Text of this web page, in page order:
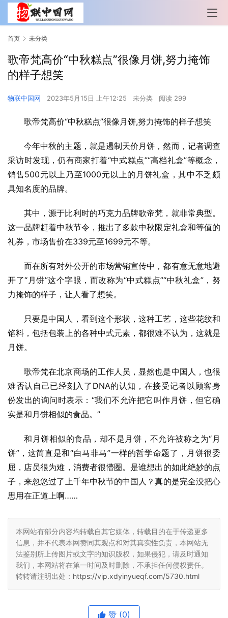
首页 未分类
歌帝梵高价“中秋糕点”很像月饼,努力掩饰
的样子想笑
物联中国网 2023年5月15日 上午12:25 未分类 阅读 299
歌帝梵高价“中秋糕点”很像月饼,努力掩饰的样子想笑
今年中秋的主题，就是遏制天价月饼，然而，记者调查
采访时发现，仍有商家打着“中式糕点”“高档礼盒”等概念，
销售500元以上乃至1000元以上的月饼礼盒，其中不乏颇
具知名度的品牌。
其中，源于比利时的巧克力品牌歌帝梵，就非常典型。
这一品牌赶着中秋节令，推出了多款中秋限定礼盒和等值的
礼券，市场售价在339元至1699元不等。
而在所有对外公开的市场营销宣传中，都有意无意地避
开了“月饼”这个字眼，而改称为“中式糕点”“中秋礼盒”，努
力掩饰的样子，让人看了想笑。
只要是中国人，看到这个形状，这种工艺，这些花纹和
馅料，包括包装上的各种中式元素，都很难不认为，这就是
月饼。
歌帝梵在北京商场的工作人员，显然也是中国人，也很
难否认自己已经刻入了DNA的认知，在接受记者以顾客身
份发出的询问时表示：“我们不允许把它叫作月饼，但它确
实是和月饼相似的食品。”
和月饼相似的食品，却不是月饼，不允许被称之为“月
饼”，这简直是和“白马非马”一样的哲学命题了，月饼很委
屈，店员很为难，消费者很懵圈。是谁想出的如此绝妙的点
子，来忽悠过了上千年中秋节的中国人？真的是完全没把心
思用在正道上啊……
本网站有部分内容均转载自其它媒体，转载目的在于传递更多
信息，并不代表本网赞同其观点和对其真实性负责，本网站无
法鉴别所上传图片或文字的知识版权，如果侵犯，请及时通知
我们，本网站将在第一时间及时删除，不承担任何侵权责任。
转转请注明出处： https://vip.xdyinyueqf.com/5730.html
赞 (0)